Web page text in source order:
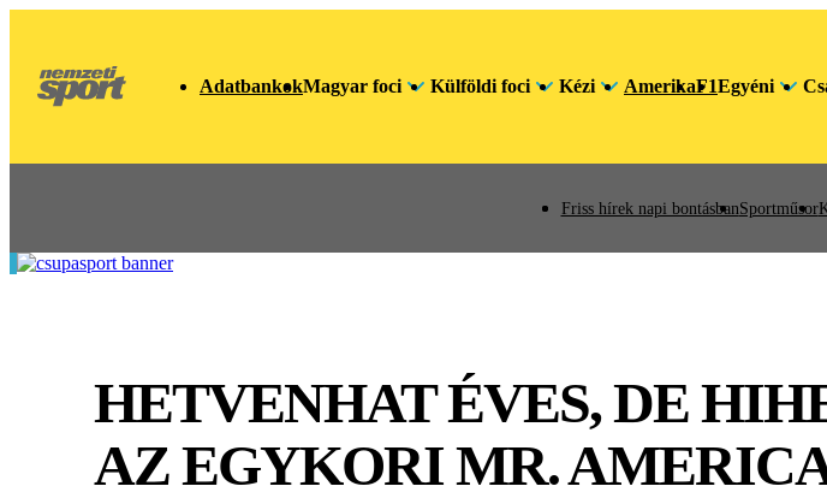
AdatbankokMagyar foci Külföldi foci Kézi AmerikaF1Egyéni
Friss hírek napi bontásbanSportműsor
HETVENHAT ÉVES, DE
AZ EGYKORI MR.